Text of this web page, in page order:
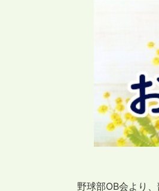
野球部OB会より